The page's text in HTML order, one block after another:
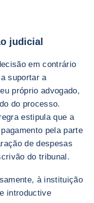
judicial
em contrário
suportar a
próprio advogado,
do processo.
estipula que a
pela parte
de despesas
do tribunal.
à instituição
introductive